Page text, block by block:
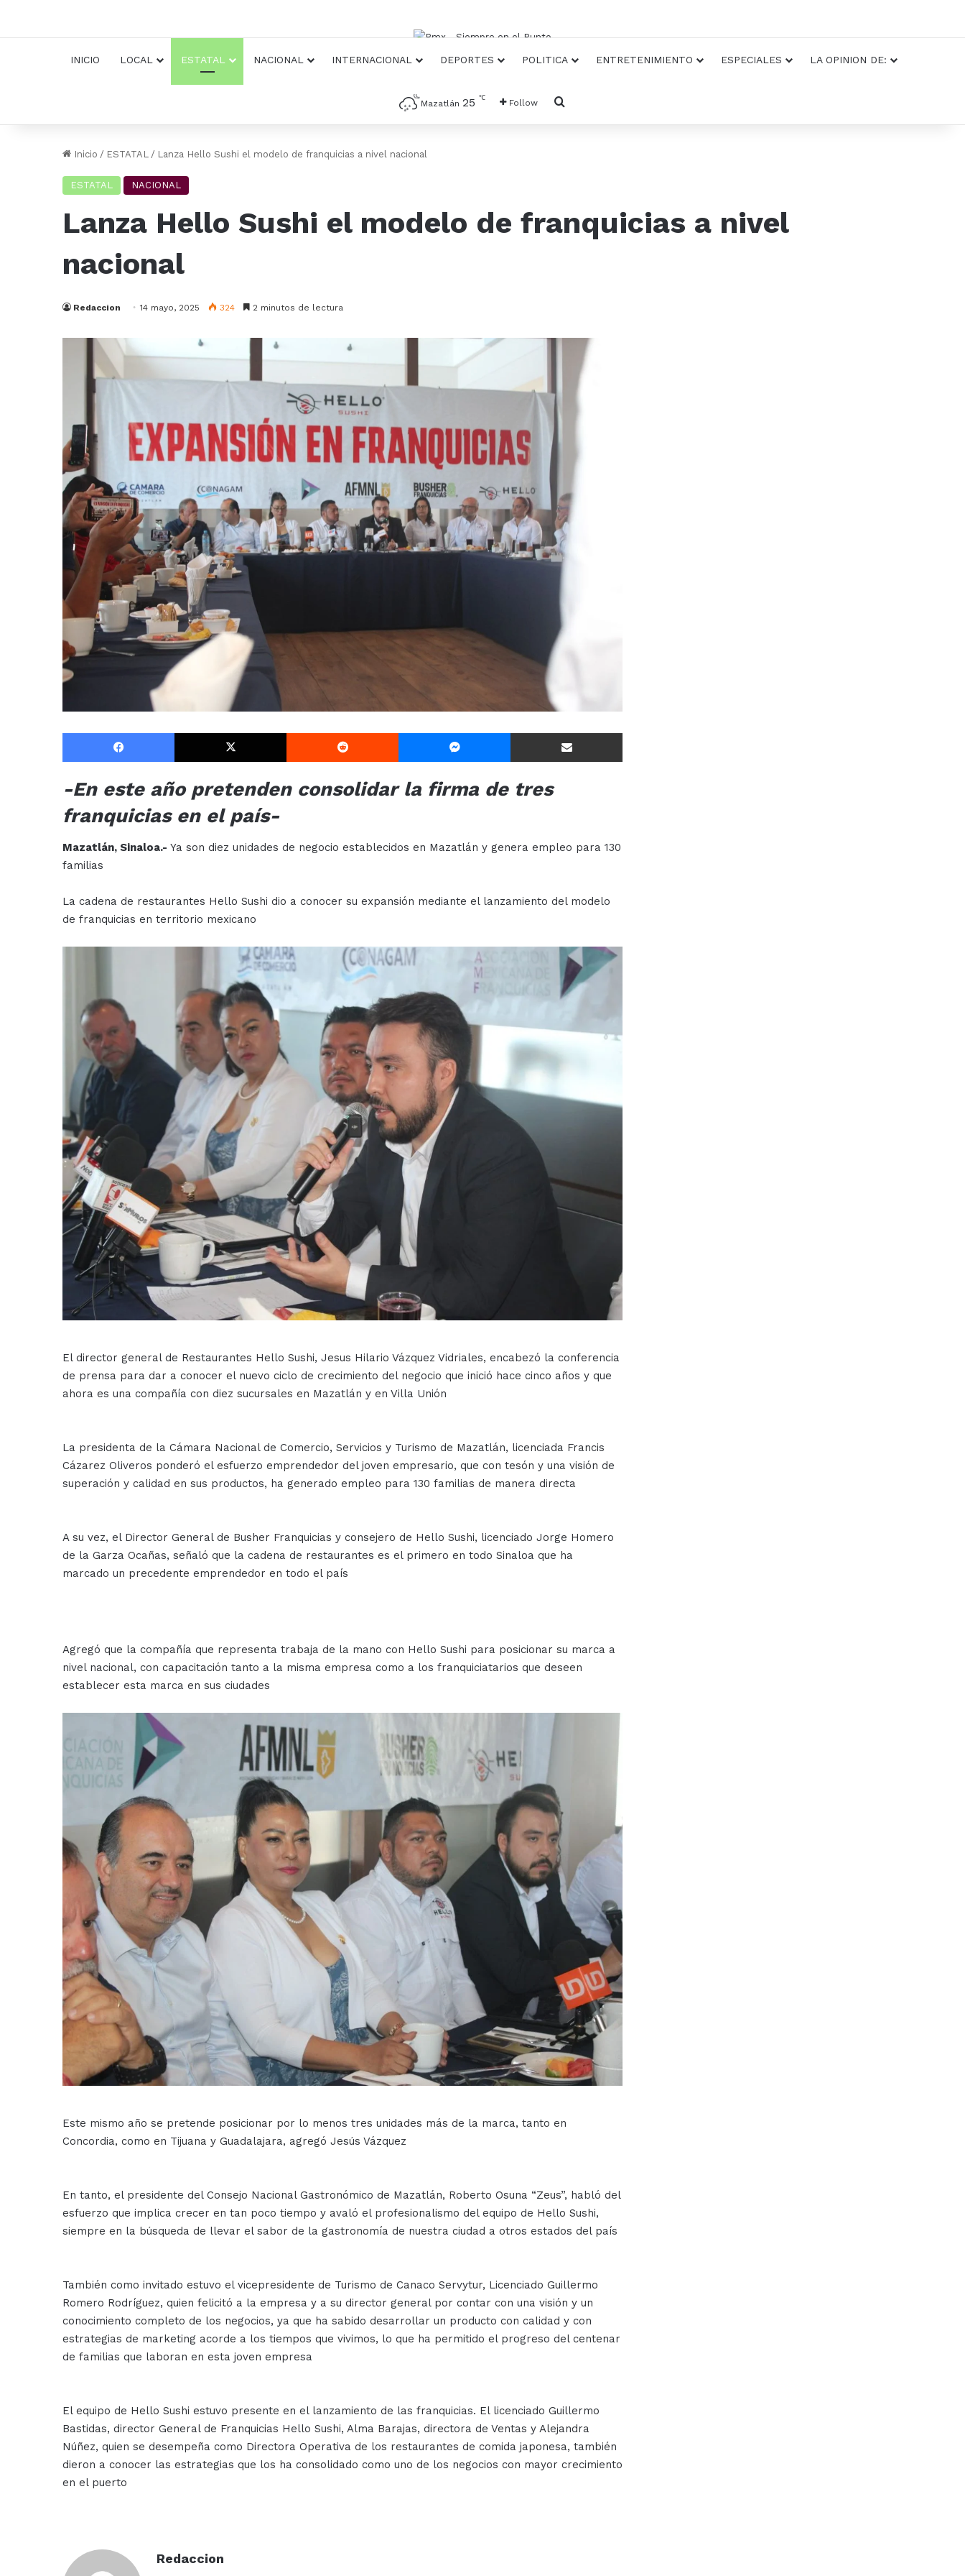
INICIO LOCAL ESTATAL NACIONAL INTERNACIONAL DEPORTES POLITICA ENTRETENIMIENTO ESPECIALES LA OPINION DE:
Mazatlán 25 ℃ Follow Busqueda
Inicio / ESTATAL / Lanza Hello Sushi el modelo de franquicias a nivel nacional
ESTATAL NACIONAL
Lanza Hello Sushi el modelo de franquicias a nivel
nacional
Redaccion 14 mayo, 2025 324 2 minutos de lectura
Facebook X Reddit Messenger Compartir Via E-mail
-En este año pretenden consolidar la firma de tres
franquicias en el país-
Mazatlán, Sinaloa.- Ya son diez unidades de negocio establecidos en Mazatlán y genera empleo para 130
familias
La cadena de restaurantes Hello Sushi dio a conocer su expansión mediante el lanzamiento del modelo
de franquicias en territorio mexicano
El director general de Restaurantes Hello Sushi, Jesus Hilario Vázquez Vidriales, encabezó la conferencia
de prensa para dar a conocer el nuevo ciclo de crecimiento del negocio que inició hace cinco años y que
ahora es una compañía con diez sucursales en Mazatlán y en Villa Unión
La presidenta de la Cámara Nacional de Comercio, Servicios y Turismo de Mazatlán, licenciada Francis
Cázarez Oliveros ponderó el esfuerzo emprendedor del joven empresario, que con tesón y una visión de
superación y calidad en sus productos, ha generado empleo para 130 familias de manera directa
A su vez, el Director General de Busher Franquicias y consejero de Hello Sushi, licenciado Jorge Homero
de la Garza Ocañas, señaló que la cadena de restaurantes es el primero en todo Sinaloa que ha
marcado un precedente emprendedor en todo el país
Agregó que la compañía que representa trabaja de la mano con Hello Sushi para posicionar su marca a
nivel nacional, con capacitación tanto a la misma empresa como a los franquiciatarios que deseen
establecer esta marca en sus ciudades
Este mismo año se pretende posicionar por lo menos tres unidades más de la marca, tanto en
Concordia, como en Tijuana y Guadalajara, agregó Jesús Vázquez
En tanto, el presidente del Consejo Nacional Gastronómico de Mazatlán, Roberto Osuna “Zeus”, habló del
esfuerzo que implica crecer en tan poco tiempo y avaló el profesionalismo del equipo de Hello Sushi,
siempre en la búsqueda de llevar el sabor de la gastronomía de nuestra ciudad a otros estados del país
También como invitado estuvo el vicepresidente de Turismo de Canaco Servytur, Licenciado Guillermo
Romero Rodríguez, quien felicitó a la empresa y a su director general por contar con una visión y un
conocimiento completo de los negocios, ya que ha sabido desarrollar un producto con calidad y con
estrategias de marketing acorde a los tiempos que vivimos, lo que ha permitido el progreso del centenar
de familias que laboran en esta joven empresa
El equipo de Hello Sushi estuvo presente en el lanzamiento de las franquicias. El licenciado Guillermo
Bastidas, director General de Franquicias Hello Sushi, Alma Barajas, directora de Ventas y Alejandra
Núñez, quien se desempeña como Directora Operativa de los restaurantes de comida japonesa, también
dieron a conocer las estrategias que los ha consolidado como uno de los negocios con mayor crecimiento
en el puerto
Redaccion